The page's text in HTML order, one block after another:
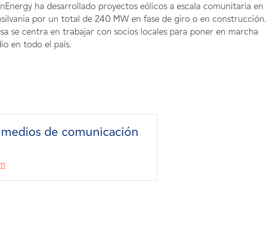
ha desarrollado proyectos eólicos a escala comunitaria en
por un total de 240 MW en fase de giro o en construcción.
se centra en trabajar con socios locales para poner en marcha
en todo el país.
de comunicación